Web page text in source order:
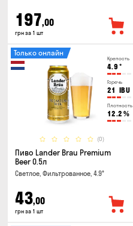
197,00
грн за 1 шт
Крепость
4.9 °
Горечь
21 IBU
Плотность
12.2 %
(0)
Только онлайн
Пиво Lander Brau Premium
Beer 0.5л
Светлое, Фильтрованное, 4.9°
43,00
грн за 1 шт